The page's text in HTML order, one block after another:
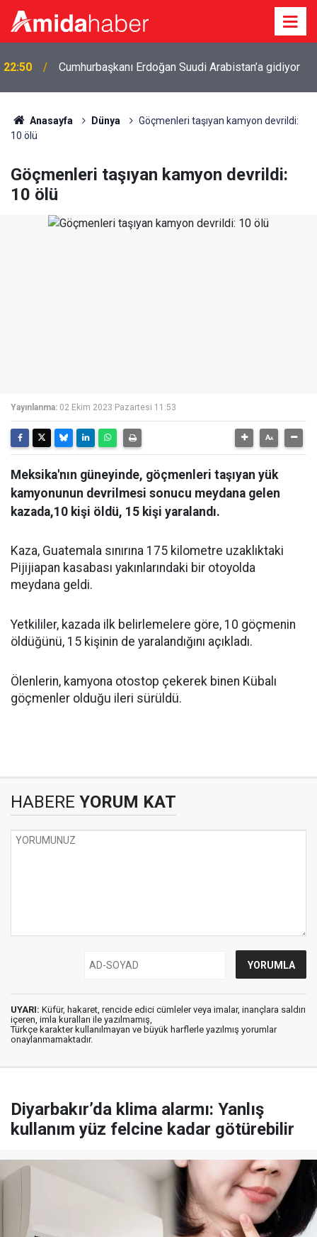
22:50 Cumhurbaşkanı Erdoğan Suudi Arabistan’a gidiyor
Anasayfa Dünya
Göçmenleri taşıyan kamyon devrildi:
10 ölü
Göçmenleri taşıyan kamyon devrildi:
10 ölü
Yayınlanma: 02 Ekim 2023 Pazartesi 11:53
Meksika'nın güneyinde, göçmenleri taşıyan yük
kamyonunun devrilmesi sonucu meydana gelen
kazada,10 kişi öldü, 15 kişi yaralandı.
Kaza, Guatemala sınırına 175 kilometre uzaklıktaki
Pijijiapan kasabası yakınlarındaki bir otoyolda
meydana geldi.
Yetkililer, kazada ilk belirlemelere göre, 10 göçmenin
öldüğünü, 15 kişinin de yaralandığını açıkladı.
Ölenlerin, kamyona otostop çekerek binen Kübalı
göçmenler olduğu ileri sürüldü.
HABERE YORUM KAT
UYARI: Küfür, hakaret, rencide edici cümleler veya imalar, inançlara saldırı
içeren, imla kuralları ile yazılmamış,
Türkçe karakter kullanılmayan ve büyük harflerle yazılmış yorumlar
onaylanmamaktadır.
Diyarbakır’da klima alarmı: Yanlış
kullanım yüz felcine kadar götürebilir